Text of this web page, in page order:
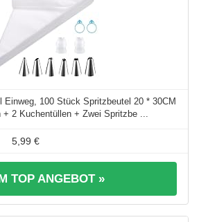
Einweg, 100 Stück Spritzbeutel 20 * 30CM
2 Kuchentüllen + Zwei Spritzbe ...
5,99 €
TOP ANGEBOT »